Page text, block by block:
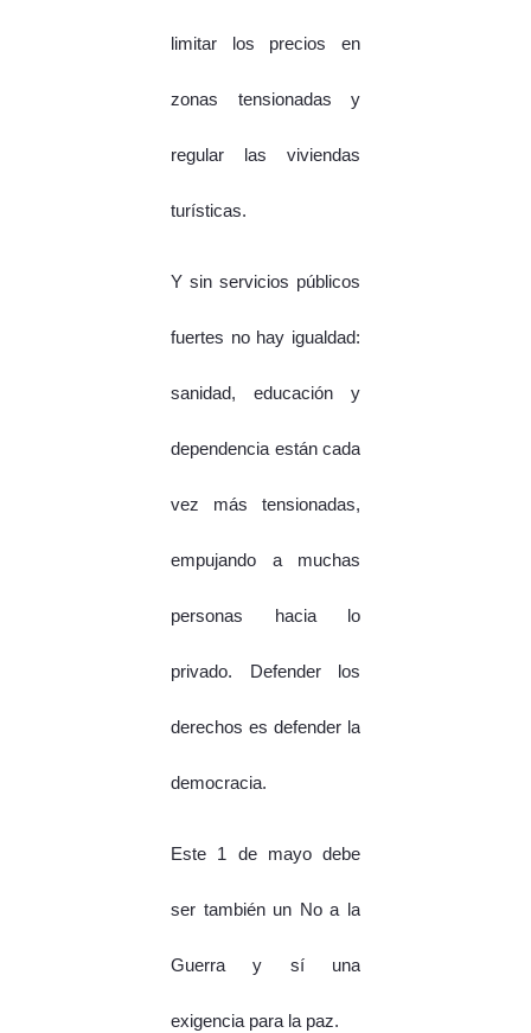
limitar los precios en
zonas tensionadas y
regular las viviendas
turísticas.
Y sin servicios públicos
fuertes no hay igualdad:
sanidad, educación y
dependencia están cada
vez más tensionadas,
empujando a muchas
personas hacia lo
privado. Defender los
derechos es defender la
democracia.
Este 1 de mayo debe
ser también un No a la
Guerra y sí una
exigencia para la paz.